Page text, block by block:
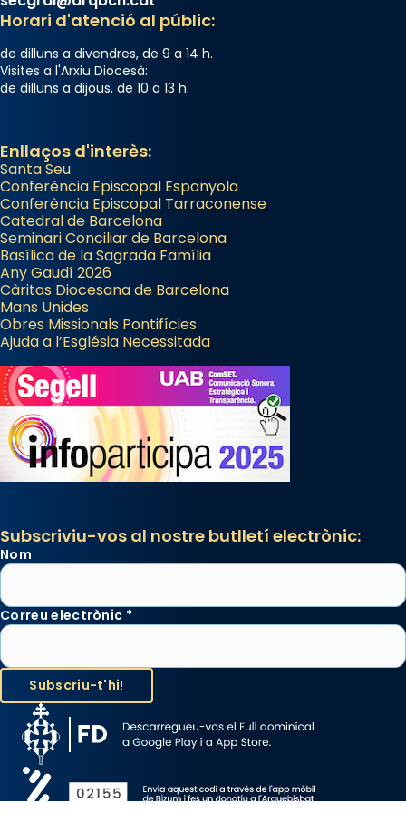
Horari d'atenció al públic:
de dilluns a divendres, de 9 a 14 h.
Visites a l'Arxiu Diocesà:
de dilluns a dijous, de 10 a 13 h.
Enllaços d'interès:
Santa Seu
Conferència Episcopal Espanyola
Conferència Episcopal Tarraconense
Catedral de Barcelona
Seminari Conciliar de Barcelona
Basílica de la Sagrada Família
Any Gaudí 2026
Càritas Diocesana de Barcelona
Mans Unides
Obres Missionals Pontifícies
Ajuda a l’Església Necessitada
Subscriviu-vos al nostre butlletí electrònic:
Nom
Correu electrònic *